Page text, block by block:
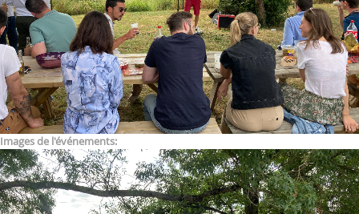
Images de l'événements: